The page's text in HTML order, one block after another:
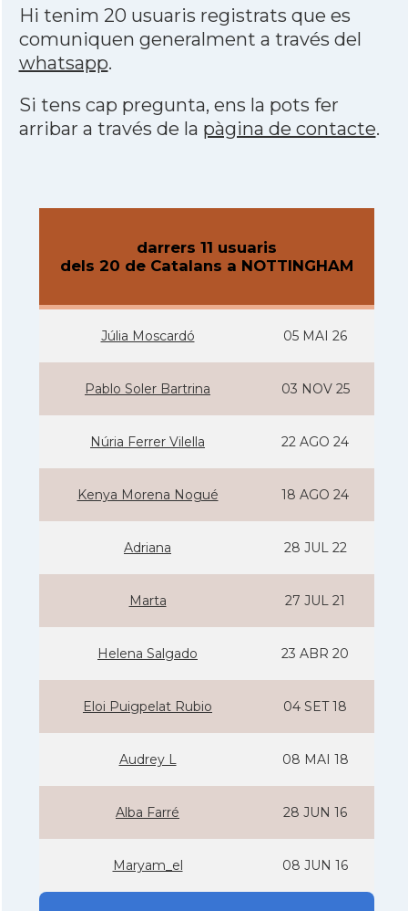
Hi tenim 20 usuaris registrats que es
comuniquen generalment a través del
whatsapp.
Si tens cap pregunta, ens la pots fer
arribar a través de la pàgina de contacte.
darrers 11 usuaris
dels 20 de Catalans a NOTTINGHAM
Júlia Moscardó 05 MAI 26
Pablo Soler Bartrina 03 NOV 25
Núria Ferrer Vilella 22 AGO 24
Kenya Morena Nogué 18 AGO 24
Adriana 28 JUL 22
Marta 27 JUL 21
Helena Salgado 23 ABR 20
Eloi Puigpelat Rubio 04 SET 18
Audrey L 08 MAI 18
Alba Farré 28 JUN 16
Maryam_el 08 JUN 16